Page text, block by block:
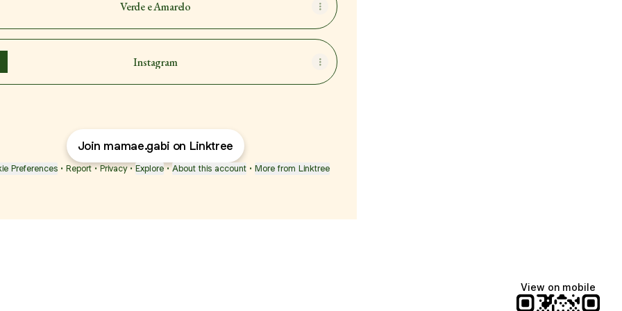
Verde e Amarelo
Instagram
Join mamae.gabi on Linktree
Preferences • Report • Privacy • Explore • About this account • More from Linktree
View on mobile